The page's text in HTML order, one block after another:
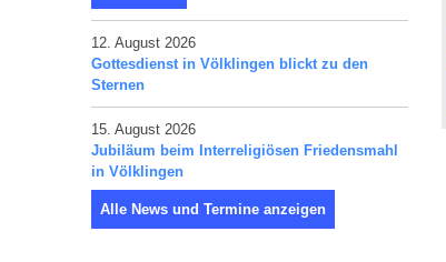
12. August 2026
Gottesdienst in Völklingen blickt zu den
Sternen
15. August 2026
Jubiläum beim Interreligiösen Friedensmahl
in Völklingen
Alle News und Termine anzeigen